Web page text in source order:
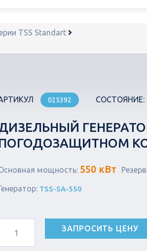
TSS Standart
025392 СОСТОЯНИЕ:
мощность: 550 кВт
TSS-SA-550
ЗАПРОСИТЬ ЦЕНУ